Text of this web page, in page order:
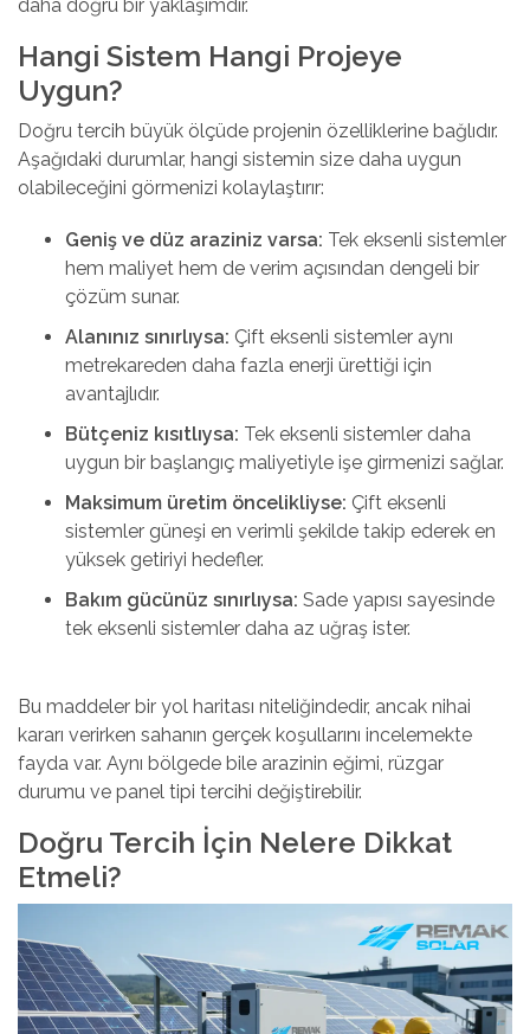
daha doğru bir yaklaşımdır.
Hangi Sistem Hangi Projeye
Uygun?
Doğru tercih büyük ölçüde projenin özelliklerine bağlıdır.
Aşağıdaki durumlar, hangi sistemin size daha uygun
olabileceğini görmenizi kolaylaştırır:
Geniş ve düz araziniz varsa: Tek eksenli sistemler
hem maliyet hem de verim açısından dengeli bir
çözüm sunar.
Alanınız sınırlıysa: Çift eksenli sistemler aynı
metrekareden daha fazla enerji ürettiği için
avantajlıdır.
Bütçeniz kısıtlıysa: Tek eksenli sistemler daha
uygun bir başlangıç maliyetiyle işe girmenizi sağlar.
Maksimum üretim öncelikliyse: Çift eksenli
sistemler güneşi en verimli şekilde takip ederek en
yüksek getiriyi hedefler.
Bakım gücünüz sınırlıysa: Sade yapısı sayesinde
tek eksenli sistemler daha az uğraş ister.
Bu maddeler bir yol haritası niteliğindedir, ancak nihai
kararı verirken sahanın gerçek koşullarını incelemekte
fayda var. Aynı bölgede bile arazinin eğimi, rüzgar
durumu ve panel tipi tercihi değiştirebilir.
Doğru Tercih İçin Nelere Dikkat
Etmeli?